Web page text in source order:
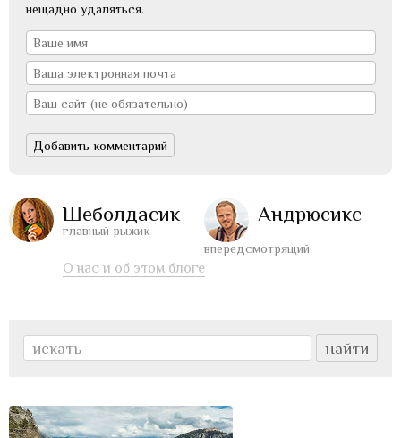
нещадно удаляться.
Шеболдасик
главный рыжик
Андрюсикс
впередсмотрящий
О нас и об этом блоге